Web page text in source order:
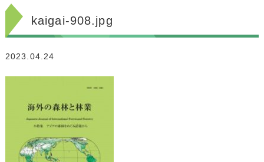
kaigai-908.jpg
2023.04.24